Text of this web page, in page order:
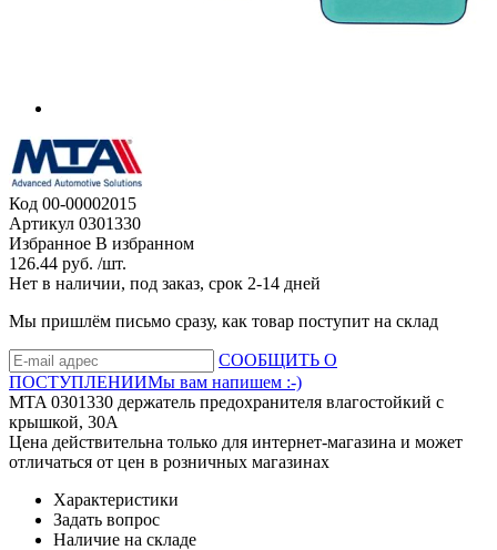
Код 00-00002015
Артикул 0301330
Избранное В избранном
126.44 руб. /шт.
Нет в наличии, под заказ, срок 2-14 дней
Мы пришлём письмо сразу, как товар поступит на склад
СООБЩИТЬ О
ПОСТУПЛЕНИИМы вам напишем :-)
MTA 0301330 держатель предохранителя влагостойкий с
крышкой, 30A
Цена действительна только для интернет-магазина и может
отличаться от цен в розничных магазинах
Характеристики
Задать вопрос
Наличие на складе